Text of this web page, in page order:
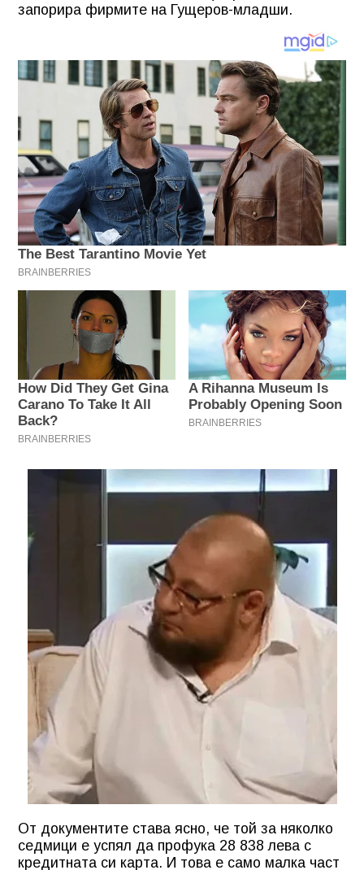
запорира фирмите на Гущеров-младши.
От документите става ясно, че той за няколко
седмици е успял да профука 28 838 лева с
кредитната си карта. И това е само малка част